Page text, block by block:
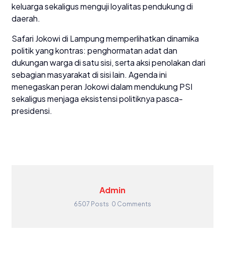
keluarga sekaligus menguji loyalitas pendukung di
daerah.
Safari Jokowi di Lampung memperlihatkan dinamika
politik yang kontras: penghormatan adat dan
dukungan warga di satu sisi, serta aksi penolakan dari
sebagian masyarakat di sisi lain. Agenda ini
menegaskan peran Jokowi dalam mendukung PSI
sekaligus menjaga eksistensi politiknya pasca-
presidensi.
Admin
6507 Posts 0 Comments